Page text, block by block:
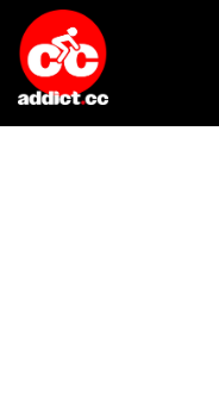
Overslaan naar inhoud